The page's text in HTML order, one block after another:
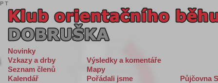
Novinky
Vzkazy a drby
Výsledky a komentáře
Seznam členů
Mapy
Kalendář
Pořádali jsme
Půjčovna
P T